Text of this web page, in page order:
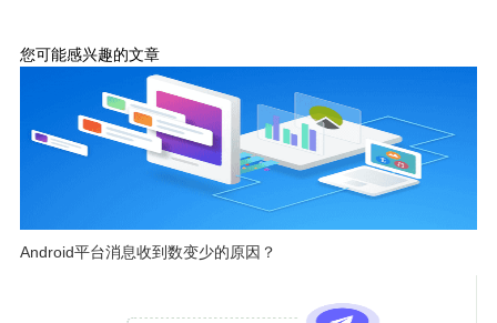
您可能感兴趣的文章
Android平台消息收到数变少的原因？